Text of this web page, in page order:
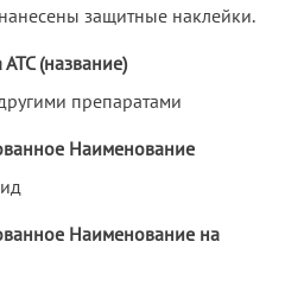
защитные наклейки.
(название)
препаратами
Наименование
Наименование на